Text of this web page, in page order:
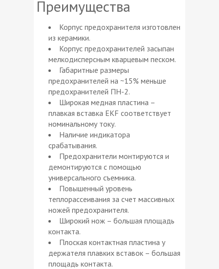
Преимущества
Корпус предохранителя изготовлен
из керамики.
Корпус предохранителей засыпан
мелкодисперсным кварцевым песком.
Габаритные размеры
предохранителей на ~15% меньше
предохранителей ПН-2.
Широкая медная пластина –
плавкая вставка EKF соответствует
номинальному току.
Наличие индикатора
срабатывания.
Предохранители монтируются и
демонтируются с помощью
универсального съемника.
Повышенный уровень
теплорассеивания за счет массивных
ножей предохранителя.
Широкий нож – большая площадь
контакта.
Плоская контактная пластина у
держателя плавких вставок – большая
площадь контакта.